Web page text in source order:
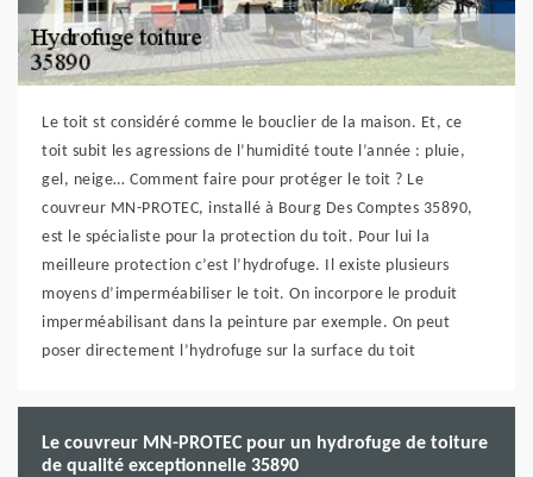
Le toit st considéré comme le bouclier de la maison. Et, ce
toit subit les agressions de l’humidité toute l’année : pluie,
gel, neige… Comment faire pour protéger le toit ? Le
couvreur MN-PROTEC, installé à Bourg Des Comptes 35890,
est le spécialiste pour la protection du toit. Pour lui la
meilleure protection c’est l’hydrofuge. Il existe plusieurs
moyens d’imperméabiliser le toit. On incorpore le produit
imperméabilisant dans la peinture par exemple. On peut
poser directement l’hydrofuge sur la surface du toit
Le couvreur MN-PROTEC pour un hydrofuge de toiture
de qualité exceptionnelle 35890